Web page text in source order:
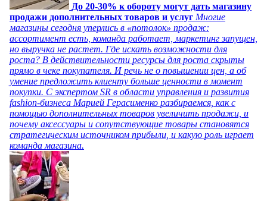
До 20-30% к обороту могут дать магазину
продажи дополнительных товаров и услуг Многие
магазины сегодня уперлись в «потолок» продаж:
ассортимент есть, команда работает, маркетинг запущен,
но выручка не растет. Где искать возможности для
роста? В действительности ресурсы для роста скрыты
прямо в чеке покупателя. И речь не о повышении цен, а об
умение предложить клиенту больше ценности в момент
покупки. С экспертом SR в области управления и развития
fashion-бизнеса Марией Герасименко разбираемся, как с
помощью дополнительных товаров увеличить продажи, и
почему аксессуары и сопутствующие товары становятся
стратегическим источником прибыли, и какую роль играет
команда магазина.